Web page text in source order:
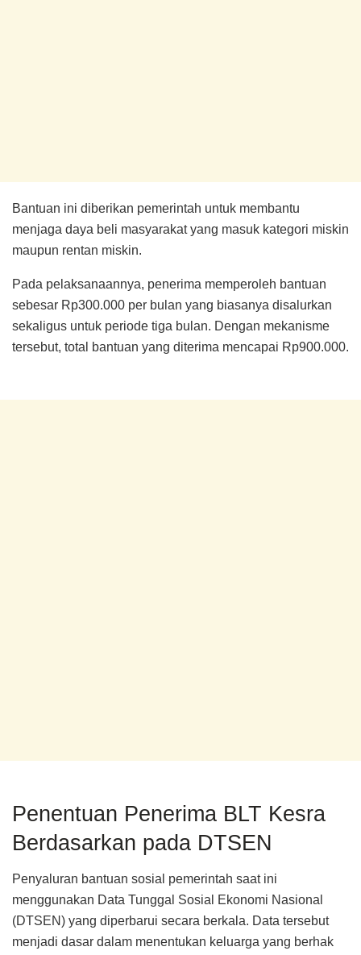
Bantuan ini diberikan pemerintah untuk membantu
menjaga daya beli masyarakat yang masuk kategori miskin
maupun rentan miskin.
Pada pelaksanaannya, penerima memperoleh bantuan
sebesar Rp300.000 per bulan yang biasanya disalurkan
sekaligus untuk periode tiga bulan. Dengan mekanisme
tersebut, total bantuan yang diterima mencapai Rp900.000.
Penentuan Penerima BLT Kesra
Berdasarkan pada DTSEN
Penyaluran bantuan sosial pemerintah saat ini
menggunakan Data Tunggal Sosial Ekonomi Nasional
(DTSEN) yang diperbarui secara berkala. Data tersebut
menjadi dasar dalam menentukan keluarga yang berhak